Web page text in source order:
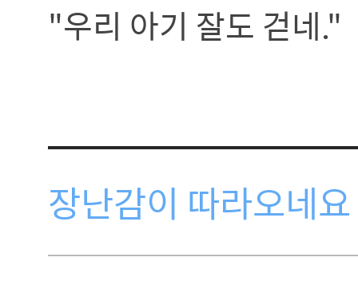
"우리 아기 잘도 걷네."
장난감이 따라오네요